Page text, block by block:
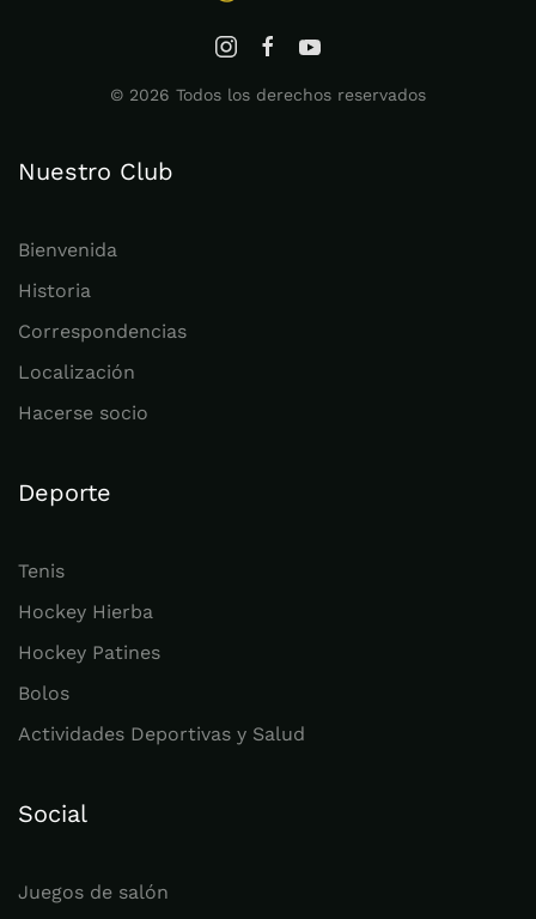
© 2026 Todos los derechos reservados
Nuestro Club
Bienvenida
Historia
Correspondencias
Localización
Hacerse socio
Deporte
Tenis
Hockey Hierba
Hockey Patines
Bolos
Actividades Deportivas y Salud
Social
Juegos de salón